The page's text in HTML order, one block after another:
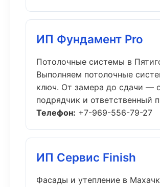
ИП Фундамент Pro
Потолочные системы в
Выполняем потолочные
ключ. От замера до сдачи —
подрядчик и ответственный
Телефон: +7-969-556-79-27
ИП Сервис Finish
Фасады и утепление в